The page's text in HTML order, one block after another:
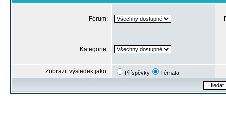
Fórum:
Kategorie:
Zobrazit výsledek jako: Příspěvky Témata